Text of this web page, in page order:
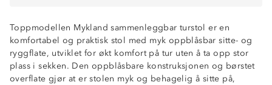
Toppmodellen Mykland sammenleggbar turstol er en
komfortabel og praktisk stol med myk oppblåsbar sitte- og
ryggflate, utviklet for økt komfort på tur uten å ta opp stor
plass i sekken. Den oppblåsbare konstruksjonen og børstet
overflate gjør at er stolen myk og behagelig å sitte på,